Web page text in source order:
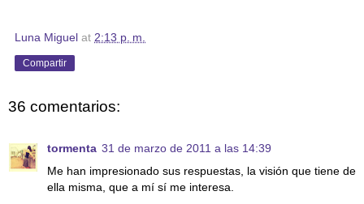
Luna Miguel at 2:13 p. m.
Compartir
36 comentarios:
tormenta 31 de marzo de 2011 a las 14:39
Me han impresionado sus respuestas, la visión que tiene de
ella misma, que a mí sí me interesa.